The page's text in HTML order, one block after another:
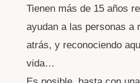
Tienen más de 15 años
ayudan a las personas a
atrás, y reconociendo
vida…